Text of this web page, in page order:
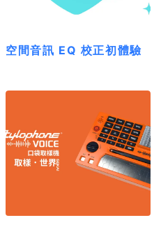
空間音訊 EQ 校正初體驗